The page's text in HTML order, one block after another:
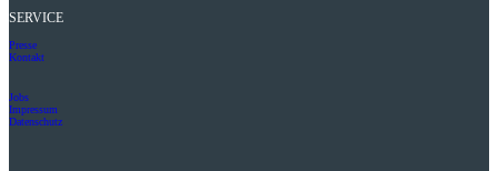
SERVICE
Presse
Kontakt
Jobs
Impressum
Datenschutz